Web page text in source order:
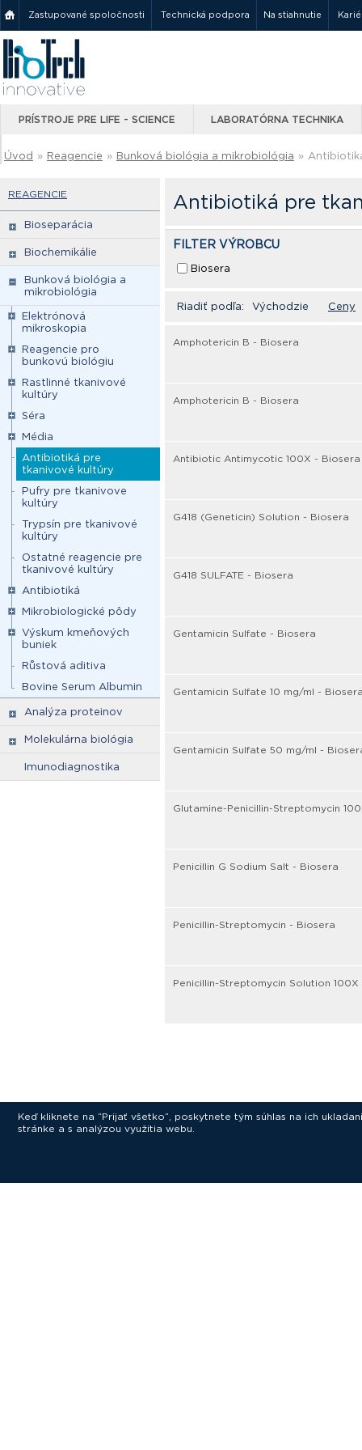
Zastupované spoločnosti Technická podpora Na stiahnutie
PRÍSTROJE PRE LIFE - SCIENCE LABORATÓRNA TECHNIKA
Úvod » Reagencie » Bunková biológia a mikrobiológia »
REAGENCIE
Bioseparácia
Biochemikálie
Bunková biológia a
mikrobiológia
Elektrónová
mikroskopia
Reagencie pro
bunkovú biológiu
Rastlinné tkanivové
kultúry
Séra
Média
Antibiotiká pre
tkanivové kultúry
Pufry pre tkanivove
kultúry
Trypsín pre tkanivové
kultúry
Ostatné reagencie pre
tkanivové kultúry
Antibiotiká
Mikrobiologické pôdy
Výskum kmeňových
buniek
Růstová aditiva
Bovine Serum Albumin
Analýza proteinov
Molekulárna biológia
Imunodiagnostika
Antibiotiká pre
FILTER VÝROBCU
Biosera
Riadiť podľa: Východzie Ceny
Amphotericin B - Biosera
Amphotericin B - Biosera
Antibiotic Antimycotic 100X - Biosera
G418 (Geneticin) Solution - Biosera
G418 SULFATE - Biosera
Gentamicin Sulfate - Biosera
Gentamicin Sulfate 10 mg/ml -
Gentamicin Sulfate 50 mg/ml -
Glutamine-Penicillin-Streptomycin
Penicillin G Sodium Salt - Biosera
Penicillin-Streptomycin - Biosera
Penicillin-Streptomycin Solution
Keď kliknete na “Prijať všetko”, poskytnete tým súhlas na ich
stránke a s analýzou využitia webu.